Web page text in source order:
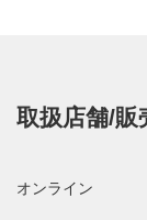
ザインを採用し
取扱店舗/販
オンライン